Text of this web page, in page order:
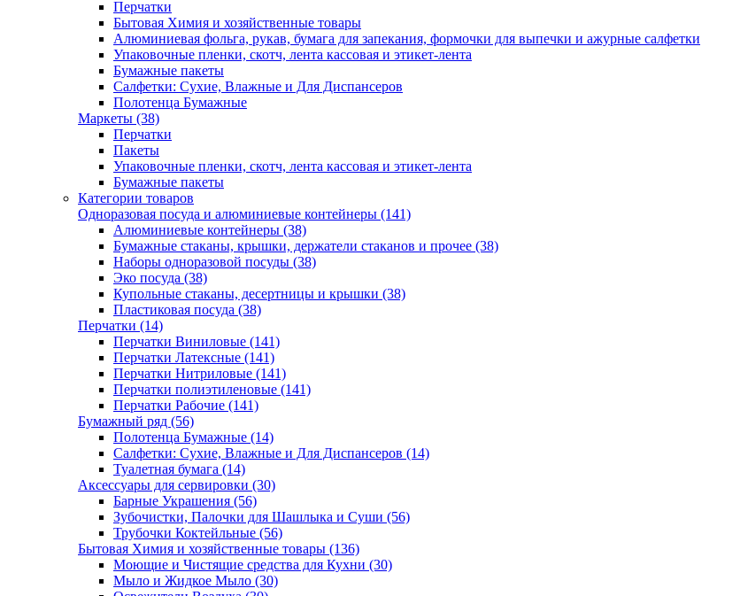
Перчатки
Бытовая Химия и хозяйственные товары
Алюминиевая фольга, рукав, бумага для запекания, формочки для выпечки и ажурные салфетки
Упаковочные пленки, скотч, лента кассовая и этикет-лента
Бумажные пакеты
Салфетки: Сухие, Влажные и Для Диспансеров
Полотенца Бумажные
Маркеты (38)
Перчатки
Пакеты
Упаковочные пленки, скотч, лента кассовая и этикет-лента
Бумажные пакеты
Категории товаров
Одноразовая посуда и алюминиевые контейнеры (141)
Алюминиевые контейнеры (38)
Бумажные стаканы, крышки, держатели стаканов и прочее (38)
Наборы одноразовой посуды (38)
Эко посуда (38)
Купольные стаканы, десертницы и крышки (38)
Пластиковая посуда (38)
Перчатки (14)
Перчатки Виниловые (141)
Перчатки Латексные (141)
Перчатки Нитриловые (141)
Перчатки полиэтиленовые (141)
Перчатки Рабочие (141)
Бумажный ряд (56)
Полотенца Бумажные (14)
Салфетки: Сухие, Влажные и Для Диспансеров (14)
Туалетная бумага (14)
Аксессуары для сервировки (30)
Барные Украшения (56)
Зубочистки, Палочки для Шашлыка и Суши (56)
Трубочки Коктейльные (56)
Бытовая Химия и хозяйственные товары (136)
Моющие и Чистящие средства для Кухни (30)
Мыло и Жидкое Мыло (30)